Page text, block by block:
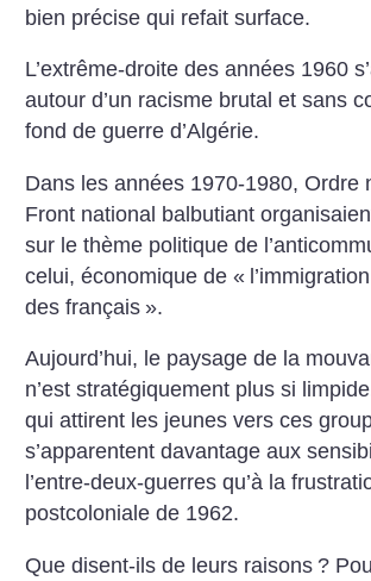
bien précise qui refait surface.
L’extrême-droite des années 1960
autour d’un racisme brutal et sans
fond de guerre d’Algérie.
Dans les années 1970-1980, Ordre
Front national balbutiant
sur le thème politique de
celui, économique de «
des français ».
Aujourd’hui, le paysage de la
n’est stratégiquement plus si
qui attirent les jeunes vers ces
s’apparentent davantage aux
l’entre-deux-guerres qu’à la
postcoloniale de 1962.
Que disent-ils de leurs raisons ?